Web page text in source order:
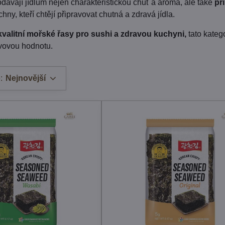
jídlům nejen charakteristickou chuť a aroma, ale také
kteří chtějí připravovat chutná a zdravá jídla.
mořské řasy pro sushi a zdravou kuchyni, tato
hodnotu.
Nejnovější